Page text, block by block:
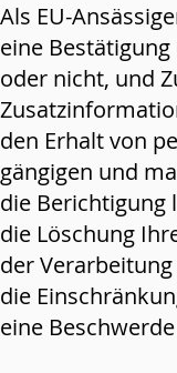
Als EU-
eine
oder nicht, und
den Erhalt von
gängigen und
die Berichtigung
die Löschung
der
die
eine